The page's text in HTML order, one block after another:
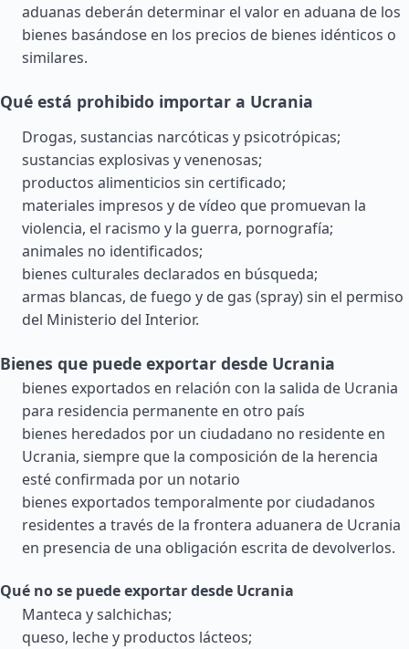
aduanas deberán determinar el valor en aduana de los
bienes basándose en los precios de bienes idénticos o
similares.
Qué está prohibido importar a Ucrania
Drogas, sustancias narcóticas y psicotrópicas;
sustancias explosivas y venenosas;
productos alimenticios sin certificado;
materiales impresos y de vídeo que promuevan la
violencia, el racismo y la guerra, pornografía;
animales no identificados;
bienes culturales declarados en búsqueda;
armas blancas, de fuego y de gas (spray) sin el permiso
del Ministerio del Interior.
Bienes que puede exportar desde Ucrania
bienes exportados en relación con la salida de Ucrania
para residencia permanente en otro país
bienes heredados por un ciudadano no residente en
Ucrania, siempre que la composición de la herencia
esté confirmada por un notario
bienes exportados temporalmente por ciudadanos
residentes a través de la frontera aduanera de Ucrania
en presencia de una obligación escrita de devolverlos.
Qué no se puede exportar desde Ucrania
Manteca y salchichas;
queso, leche y productos lácteos;